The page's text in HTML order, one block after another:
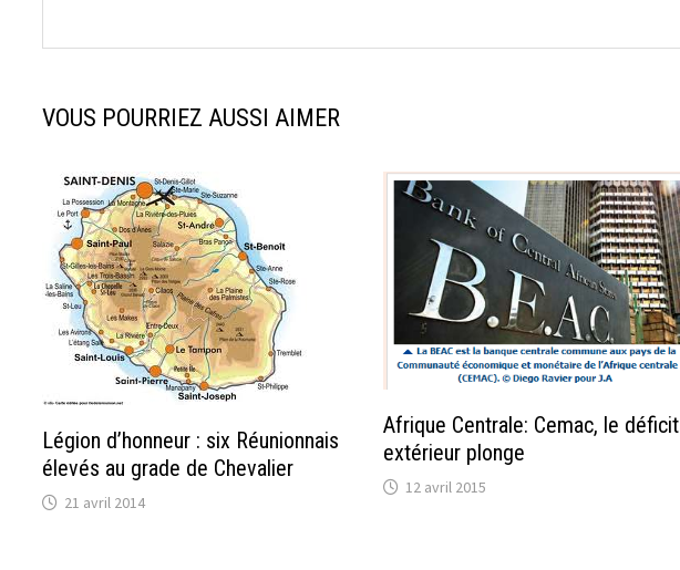
VOUS POURRIEZ AUSSI AIMER
Légion d’honneur : six Réunionnais
élevés au grade de Chevalier
21 avril 2014
Afrique Centrale: Cemac, le déficit
extérieur plonge
12 avril 2015